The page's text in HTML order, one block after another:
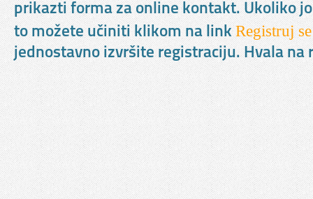
prikazti forma za online kontakt. Ukoliko
to možete učiniti klikom na linkRegistruj se
jednostavno izvršite registraciju. Hvala na